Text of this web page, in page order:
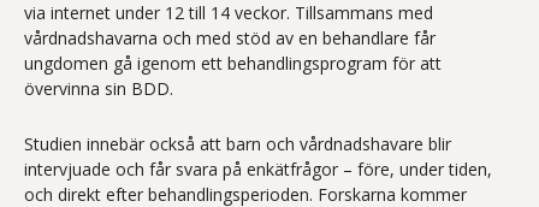
via internet under 12 till 14 veckor. Tillsammans med
vårdnadshavarna och med stöd av en behandlare får
ungdomen gå igenom ett behandlingsprogram för att
övervinna sin BDD.
Studien innebär också att barn och vårdnadshavare blir
intervjuade och får svara på enkätfrågor – före, under tiden,
och direkt efter behandlingsperioden. Forskarna kommer